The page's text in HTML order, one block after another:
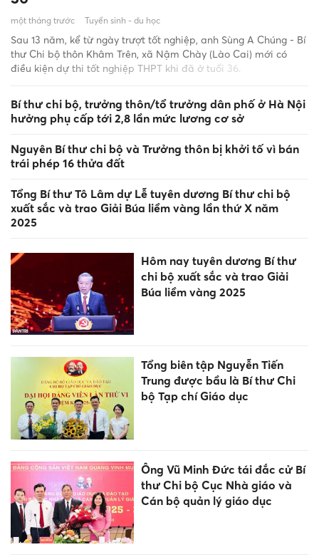
một tháng trước Tuyển sinh - du học
Sau 13 năm, kể từ ngày trượt tốt nghiệp, anh Sùng A Chúng - Bí
thư Chi bộ thôn Khâm Trên, xã Nậm Chày (Lào Cai) mới có
điều kiện dự thi tốt nghiệp THPT khi đã ở tuổi 36.
Bí thư chi bộ, trưởng thôn/tổ trưởng dân phố ở Hà Nội
hưởng phụ cấp tới 2,8 lần mức lương cơ sở
Nguyên Bí thư chi bộ và Trưởng thôn bị khởi tố vì bán
trái phép 16 thửa đất
Tổng Bí thư Tô Lâm dự Lễ tuyên dương Bí thư chi bộ
xuất sắc và trao Giải Búa liềm vàng lần thứ X năm
2025
Hôm nay tuyên dương Bí thư
chi bộ xuất sắc và trao Giải
Búa liềm vàng 2025
Tổng biên tập Nguyễn Tiến
Trung được bầu là Bí thư Chi
bộ Tạp chí Giáo dục
Ông Vũ Minh Đức tái đắc cử Bí
thư Chi bộ Cục Nhà giáo và
Cán bộ quản lý giáo dục